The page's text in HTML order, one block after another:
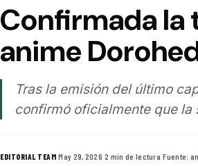
Confirmada la
anime
Tras la emisión del último
confirmó oficialmente que la
EDITORIAL TEAM·May 29, 2026·2 min de lectura·Fuente: